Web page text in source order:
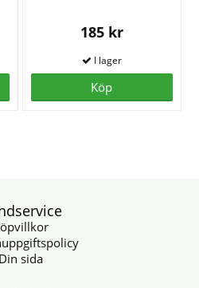
185 kr
Köp
Din sida